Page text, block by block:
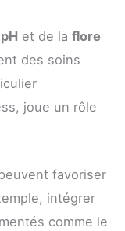
pH et de la flore
des soins
joue un rôle
favoriser
intégrer
comme le